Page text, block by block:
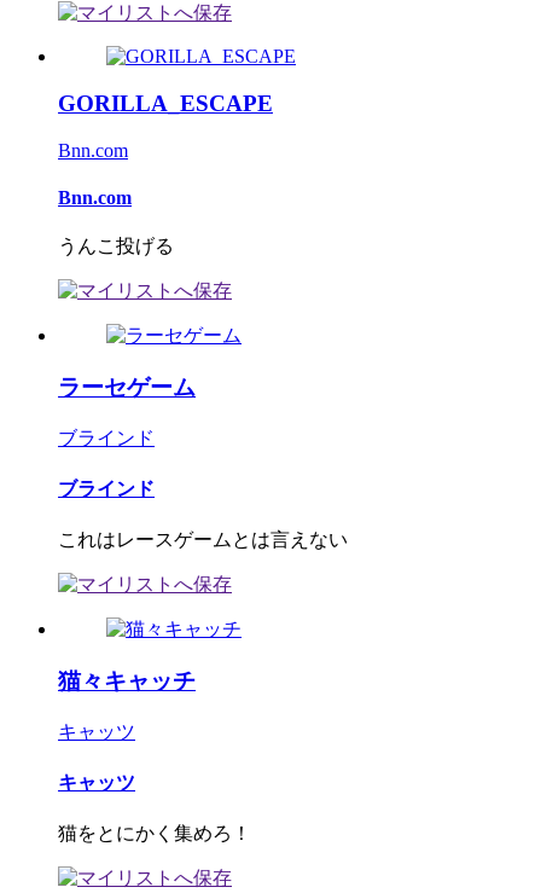
GORILLA_ESCAPE
Bnn.com
Bnn.com
うんこ投げる
ラーセゲーム
ブラインド
ブラインド
これはレースゲームとは言えない
猫々キャッチ
キャッツ
キャッツ
猫をとにかく集めろ！